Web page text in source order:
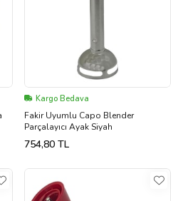
Kargo Bedava
Fakir Uyumlu Capo Blender
Parçalayıcı Ayak Siyah
754,80 TL